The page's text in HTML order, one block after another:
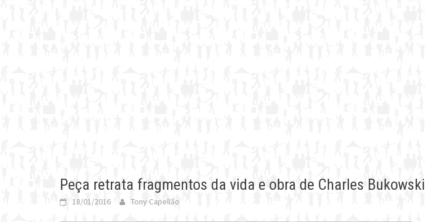
Peça retrata fragmentos da vida e obra de Charles Bukowski
18/01/2016 Tony Capellão